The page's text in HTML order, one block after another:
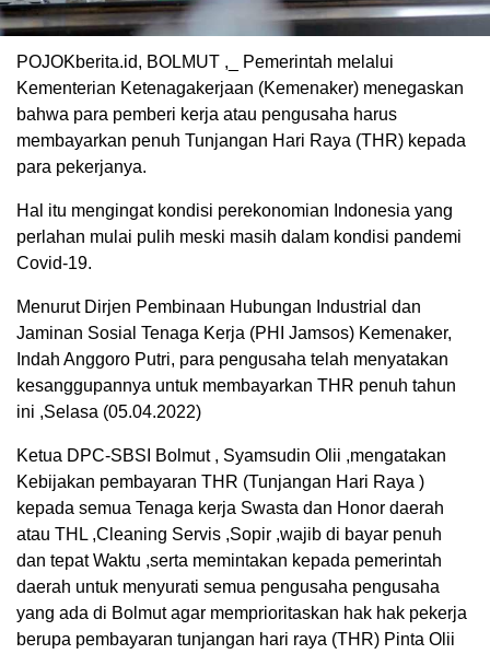
POJOKberita.id, BOLMUT ,_ Pemerintah melalui
Kementerian Ketenagakerjaan (Kemenaker) menegaskan
bahwa para pemberi kerja atau pengusaha harus
membayarkan penuh Tunjangan Hari Raya (THR) kepada
para pekerjanya.
Hal itu mengingat kondisi perekonomian Indonesia yang
perlahan mulai pulih meski masih dalam kondisi pandemi
Covid-19.
Menurut Dirjen Pembinaan Hubungan Industrial dan
Jaminan Sosial Tenaga Kerja (PHI Jamsos) Kemenaker,
Indah Anggoro Putri, para pengusaha telah menyatakan
kesanggupannya untuk membayarkan THR penuh tahun
ini ,Selasa (05.04.2022)
Ketua DPC-SBSI Bolmut , Syamsudin Olii ,mengatakan
Kebijakan pembayaran THR (Tunjangan Hari Raya )
kepada semua Tenaga kerja Swasta dan Honor daerah
atau THL ,Cleaning Servis ,Sopir ,wajib di bayar penuh
dan tepat Waktu ,serta memintakan kepada pemerintah
daerah untuk menyurati semua pengusaha pengusaha
yang ada di Bolmut agar memprioritaskan hak hak pekerja
berupa pembayaran tunjangan hari raya (THR) Pinta Olii